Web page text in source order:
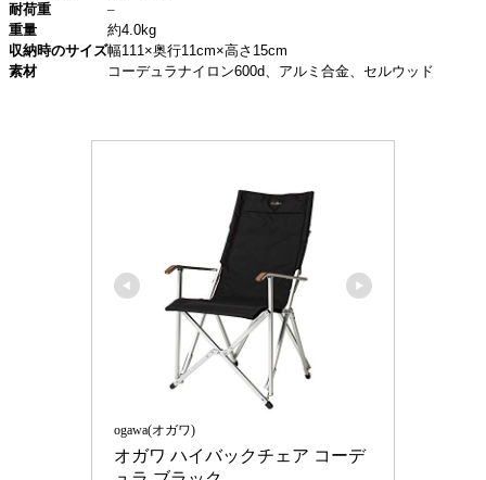
耐荷重
–
重量
約4.0kg
収納時のサイズ幅111×奥行11cm×高さ 15cm
素材
コーデュラナイロン600d、アルミ合金、セルウッド
ogawa(オガワ)
オガワ ハイバックチェア コーデ